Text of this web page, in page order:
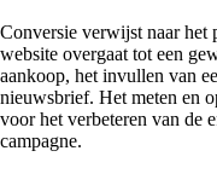
Conversie verwijst naar het
website overgaat tot een
aankoop, het invullen van
nieuwsbrief. Het meten en
voor het verbeteren van de
campagne.